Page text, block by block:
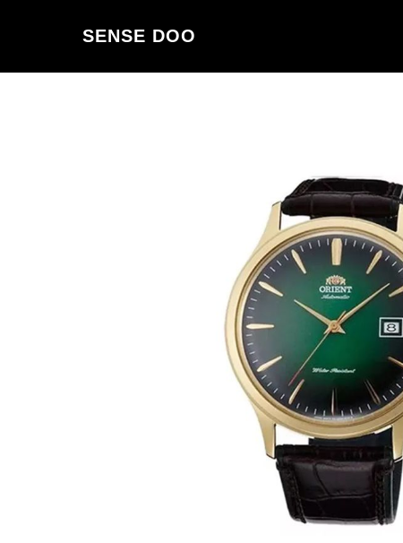
SENSE DOO